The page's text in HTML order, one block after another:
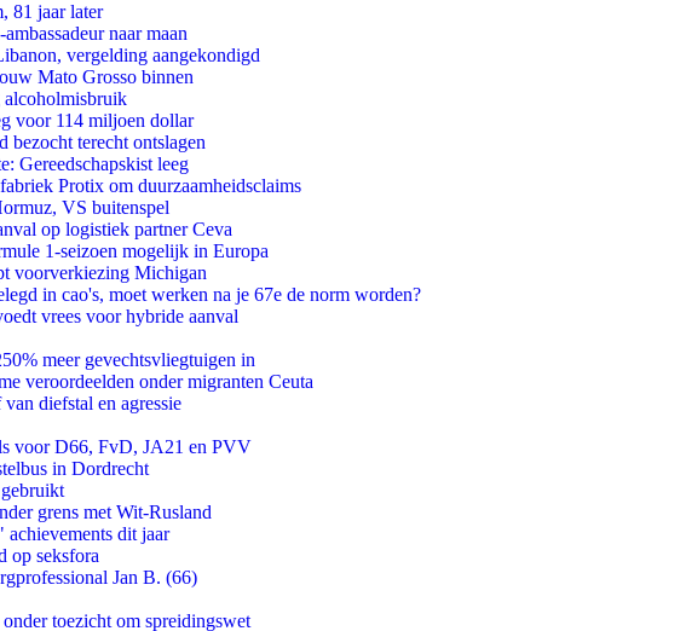
81 jaar later
naar maan
vergelding aangekondigd
Mato Grosso binnen
alcoholmisbruik
voor 114 miljoen dollar
bezocht terecht ontslagen
Gereedschapskist leeg
Protix om duurzaamheidsclaims
VS buitenspel
op logistiek partner Ceva
1-seizoen mogelijk in Europa
voorverkiezing Michigan
in cao's, moet werken na je 67e de norm worden?
vrees voor hybride aanval
meer gevechtsvliegtuigen in
veroordeelden onder migranten Ceuta
diefstal en agressie
voor D66, FvD, JA21 en PVV
in Dordrecht
grens met Wit-Rusland
dit jaar
op seksfora
Jan B. (66)
toezicht om spreidingswet